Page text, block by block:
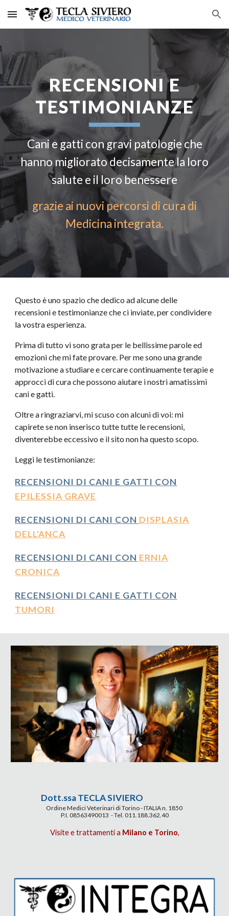
Skip to main content Skip to navigation
RECENSIONI E
TESTIMONIANZE
Cani e gatti con gravi patologie che
hanno migliorato decisamente la loro
salute e il loro benessere
grazie ai nuovi percorsi di cura di
Medicina integrata.
Questo è uno spazio che dedico ad alcune delle
recensioni e testimonianze che ci inviate, per condividere
la vostra esperienza.
Prima di tutto vi sono grata per le bellissime parole ed
emozioni che mi fate provare. Per me sono una grande
motivazione a studiare e cercare continuamente terapie e
approcci di cura che possono aiutare i nostri amatissimi
cani e gatti.
Oltre a ringraziarvi, mi scuso con alcuni di voi: mi
capirete se non inserisco tutte tutte le recensioni,
diventerebbe eccessivo e il sito non ha questo scopo.
Leggi le testimonianze:
RECENSIONI DI CANI E GATTI CON
EPILESSIA GRAVE
RECENSIONI DI CANI CON DISPLASIA
DELL'ANCA
RECENSIONI DI CANI CON ERNIA
CRONICA
RECENSIONI DI CANI E GATTI CON
TUMORI
Dott.ssa TECLA SIVIERO
Ordine Medici Veterinari di Torino - ITALIA n. 1850
P.I. 08563490013 - Tel. 011.188.362.40
Visite e trattamenti a Milano e Torino,